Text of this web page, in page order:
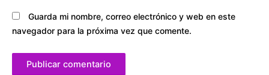
Guarda mi nombre, correo electrónico y web en este
navegador para la próxima vez que comente.